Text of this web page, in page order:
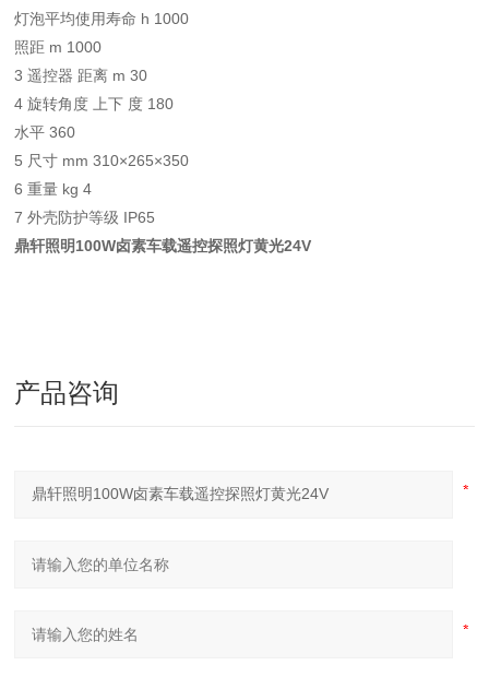
灯泡平均使用寿命 h 1000
照距 m 1000
3 遥控器 距离 m 30
4 旋转角度 上下 度 180
水平 360
5 尺寸 mm 310×265×350
6 重量 kg 4
7 外壳防护等级 IP65
鼎轩照明100W卤素车载遥控探照灯黄光24V
产品咨询